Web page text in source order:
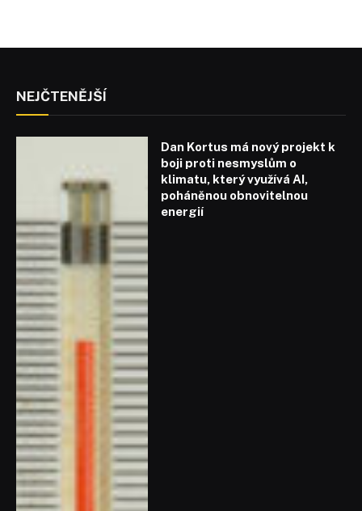
NEJČTENĚJŠÍ
Dan Kortus má nový projekt k
boji proti nesmyslům o
klimatu, který využívá AI,
poháněnou obnovitelnou
energií